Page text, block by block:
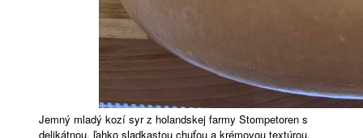
Jemný mladý kozí syr z holandskej farmy Stompetoren s
delikátnou, ľahko sladkastou chuťou a krémovou textúrou.